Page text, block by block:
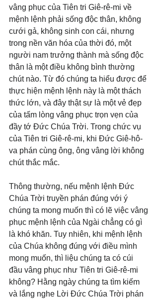
vâng phục của Tiên tri Giê-rê-mi về
mệnh lệnh phải sống độc thân, không
cưới gả, không sinh con cái, nhưng
trong nền văn hóa của thời đó, một
người nam trưởng thành mà sống độc
thân là một điều không bình thường
chút nào. Từ đó chúng ta hiểu được để
thực hiện mệnh lệnh này là một thách
thức lớn, và đây thật sự là một vẻ đẹp
của tấm lòng vâng phục trọn vẹn của
đầy tớ Đức Chúa Trời. Trong chức vụ
của Tiên tri Giê-rê-mi, khi Đức Giê-hô-
va phán cùng ông, ông vâng lời không
chút thắc mắc.
Thông thường, nếu mệnh lệnh Đức
Chúa Trời truyền phán đúng với ý
chúng ta mong muốn thì có lẽ việc vâng
phục mệnh lệnh của Ngài chẳng có gì
là khó khăn. Tuy nhiên, khi mệnh lệnh
của Chúa không đúng với điều mình
mong muốn, thì liệu chúng ta có cúi
đầu vâng phục như Tiên tri Giê-rê-mi
không? Hằng ngày chúng ta tìm kiếm
và lắng nghe Lời Đức Chúa Trời phán